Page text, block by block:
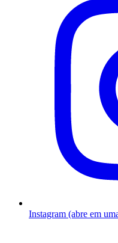
Instagram (abre em